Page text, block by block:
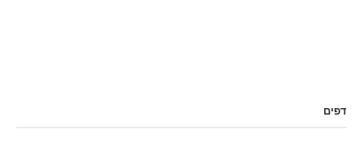
דפים